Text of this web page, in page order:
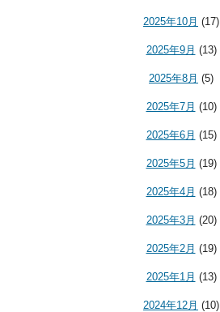
2025年10月 (17)
2025年9月 (13)
2025年8月 (5)
2025年7月 (10)
2025年6月 (15)
2025年5月 (19)
2025年4月 (18)
2025年3月 (20)
2025年2月 (19)
2025年1月 (13)
2024年12月 (10)